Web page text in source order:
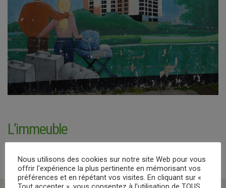
L’immeuble
Nous utilisons des cookies sur notre site Web pour vous
offrir l'expérience la plus pertinente en mémorisant vos
préférences et en répétant vos visites. En cliquant sur «